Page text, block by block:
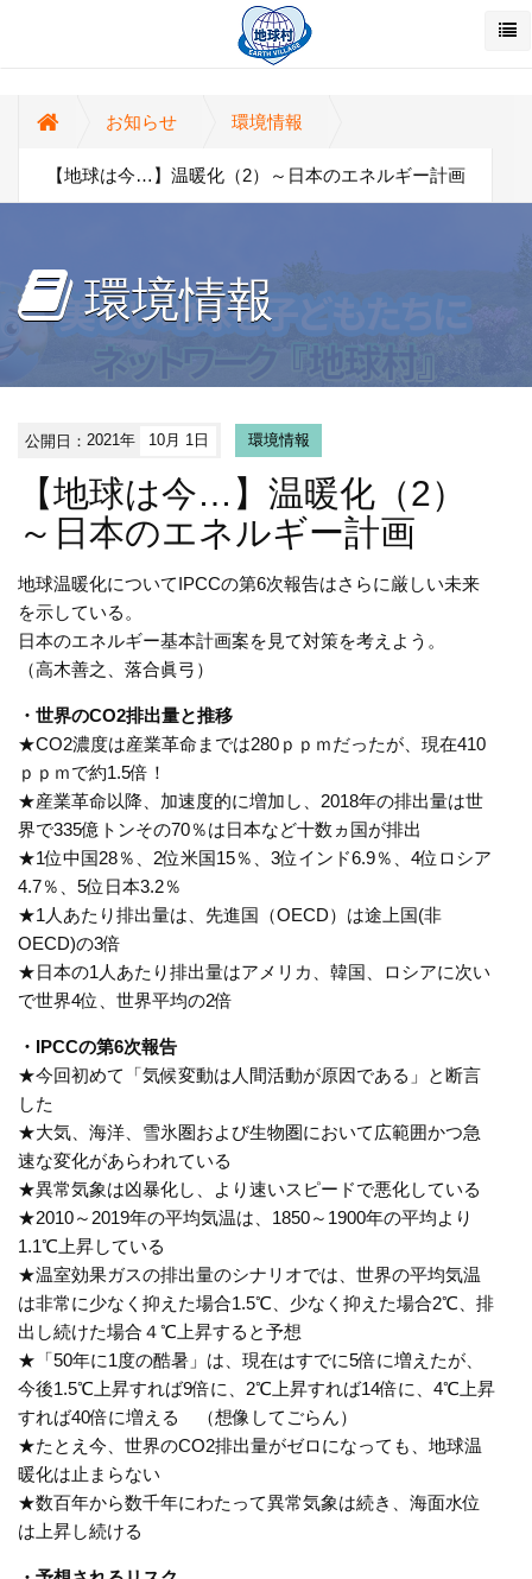
お知らせ 環境情報
【地球は今…】温暖化（2）～日本のエネルギー計画
環境情報
公開日：2021年 10月 1日 環境情報
【地球は今…】温暖化（2）
～日本のエネルギー計画
地球温暖化についてIPCCの第6次報告はさらに厳しい未来
を示している。
日本のエネルギー基本計画案を見て対策を考えよう。
（高木善之、落合眞弓）
・世界のCO2排出量と推移
★CO2濃度は産業革命までは280 ｐｐｍだったが、現在410
ｐｐｍで約1.5倍！
★産業革命以降、加速度的に増加し、 2018年の排出量は世
界で335億トンその70％は日本など十数ヵ国が排出
★1位中国28％、 2位米国15％、 3位インド6.9％、 4位ロシア
4.7％、 5位日本3.2％
★1 人あたり排出量は、先進国（OECD）は途上国(非
OECD)の3倍
★日本の1 人あたり排出量はアメリカ、韓国、ロシアに次い
で世界4位、世界平均の2倍
・IPCCの第6次報告
★今回初めて「気候変動は人間活動が原因である」と断言
した
★大気、海洋、雪氷圏および生物圏において広範囲かつ急
速な変化があらわれている
★異常気象は凶暴化し、より速いスピードで悪化している
★2010～ 2019年の平均気温は、 1850～ 1900年の平均より
1.1℃上昇している
★温室効果ガスの排出量のシナリオでは、世界の平均気温
は非常に少なく抑えた場合1.5℃、少なく抑えた場合2℃、排
出し続けた場合４℃上昇すると予想
★「50年に1度の酷暑」は、現在はすでに5倍に増えたが、
今後1.5℃上昇すれば9倍に、 2℃上昇すれば14倍に、 4℃上昇
すれば40倍に増える （想像してごらん）
★たとえ今、世界のCO2排出量がゼロになっても、地球温
暖化は止まらない
★数百年から数千年にわたって異常気象は続き、海面水位
は上昇し続ける